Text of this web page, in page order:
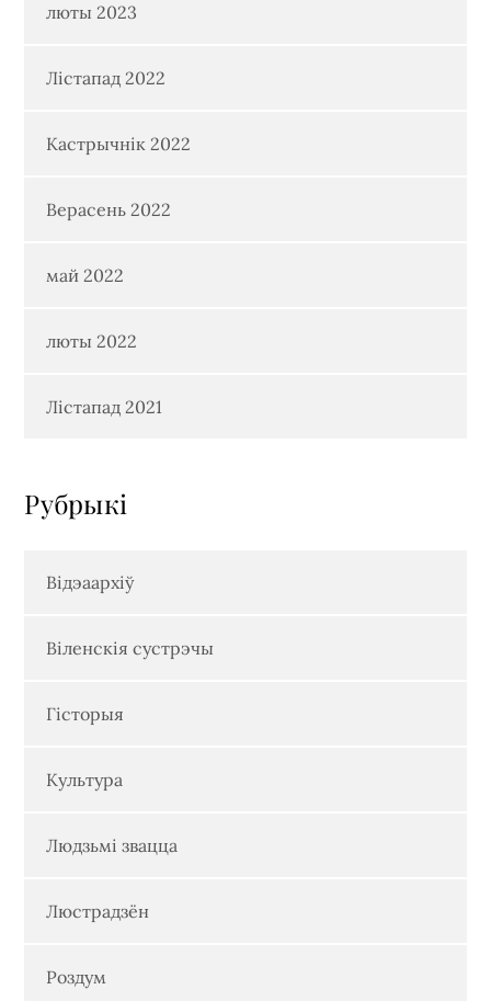
люты 2023
Лістапад 2022
Кастрычнік 2022
Верасень 2022
май 2022
люты 2022
Лістапад 2021
Рубрыкi
Відэаархіў
Віленскія сустрэчы
Гісторыя
Культура
Людзьмі звацца
Люстрадзён
Роздум